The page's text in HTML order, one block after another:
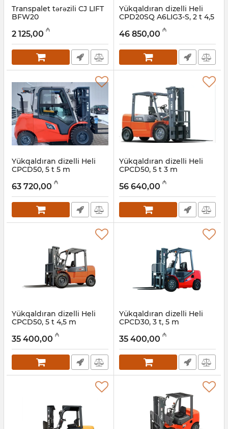
Transpalet tərəzili CJ LIFT
BFW20
056001019
2 125,00 ₼
Yükqaldıran dizelli Heli
CPD20SQ A6LIG3-S, 2 t 4,5
Artikul: 056001018
46 850,00 ₼
Yükqaldıran dizelli Heli
CPCD50, 5 t 5 m
056001018
63 720,00 ₼
Yükqaldıran dizelli Heli
CPCD50, 5 t 3 m
056001017
56 640,00 ₼
Yükqaldıran dizelli Heli
CPCD50, 5 t 4,5 m
056001016
35 400,00 ₼
Yükqaldıran dizelli Heli
CPCD30, 3 t, 5 m
056001015
35 400,00 ₼